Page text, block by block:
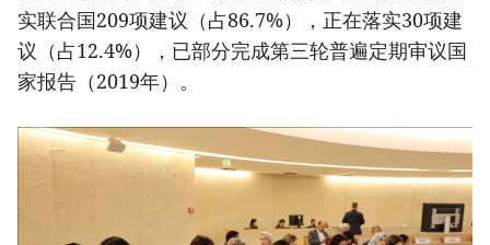
实联合国209项建议（占86.7%），正在落实30项建
议（占12.4%），已部分完成第三轮普遍定期审议国
家报告（2019年）。